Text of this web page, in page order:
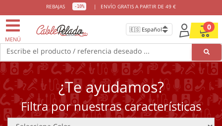
REBAJAS -10% | ENVÍO GRATIS A PARTIR DE 49 €
MENÚ
0
Escribe el producto / referencia deseado ...
¿Te ayudamos?
Filtra por nuestras características